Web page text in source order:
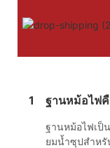
1 ฐานหม้อไฟ
ฐานหม้อไฟเป็
ยมน้ำซุปสำหรั